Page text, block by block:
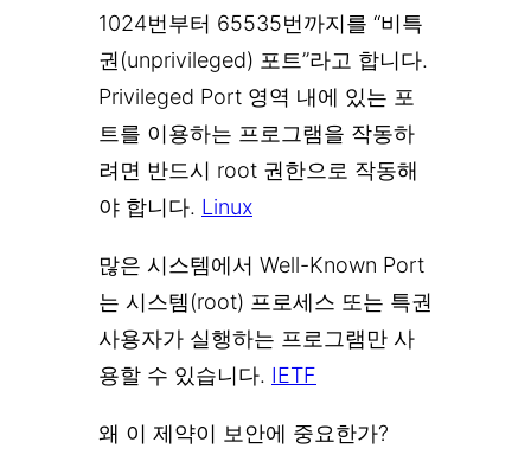
1024번부터 65535번까지를 “비특
권(unprivileged) 포트”라고 합니다.
Privileged Port 영역 내에 있는 포
트를 이용하는 프로그램을 작동하
려면 반드시 root 권한으로 작동해
야 합니다. Linux
많은 시스템에서 Well-Known Port
는 시스템(root) 프로세스 또는 특권
사용자가 실행하는 프로그램만 사
용할 수 있습니다. IETF
왜 이 제약이 보안에 중요한가?